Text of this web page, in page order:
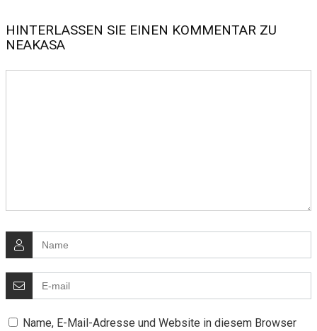
HINTERLASSEN SIE EINEN KOMMENTAR ZU
NEAKASA
Name, E-Mail-Adresse und Website in diesem Browser